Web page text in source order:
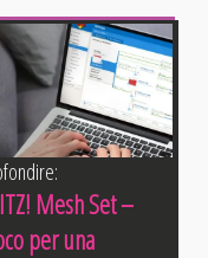
Mesh Set –
per una